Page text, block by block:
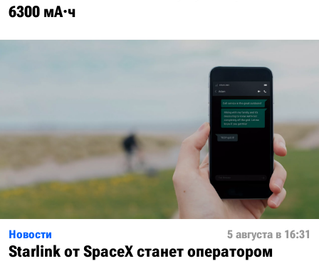
6300 мА·ч
Новости 5 августа в 16:31
Starlink от SpaceX станет оператором